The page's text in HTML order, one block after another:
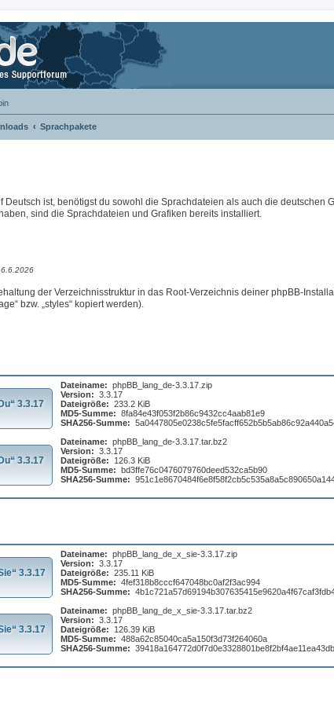
Sprachpakete
Deutsch ist, benötigst du sowohl die Sprachdateien als auch die deutschen
sind die Sprachdateien und Grafiken bereits installiert.
der Verzeichnisstruktur in das Root-Verzeichnis deiner phpBB-
bzw. „styles“ kopiert werden).
3.3.17
Dateiname: phpBB_lang_de-3.3.17.zip
Version: 3.3.17
Dateigröße: 233.2 KiB
MD5-Summe: 8fa84e43f053f2b86c9432cc4aab81e9
SHA256-Summe:
3.3.17
Dateiname: phpBB_lang_de-3.3.17.tar.bz2
Version: 3.3.17
Dateigröße:
126.3 KiB
MD5-Summe: bd3ffe76c0476079760deed532ca5b90
SHA256-Summe:
3.3.17
Dateiname: phpBB_lang_de_x_sie-3.3.17.zip
Version: 3.3.17
Dateigröße: 235.11 KiB
MD5-Summe: 4fef318b8cccf647048bc0af2f3ac994
SHA256-Summe:
3.3.17
Dateiname: phpBB_lang_de_x_sie-3.3.17.tar.bz2
Version: 3.3.17
Dateigröße:
126.39 KiB
MD5-Summe: 488a62c85040ca5a150f3d73f264060a
SHA256-Summe: